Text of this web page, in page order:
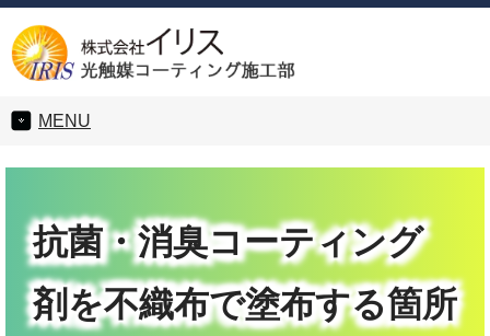
MENU
抗菌・消臭コーティング
剤を不織布で塗布する箇所